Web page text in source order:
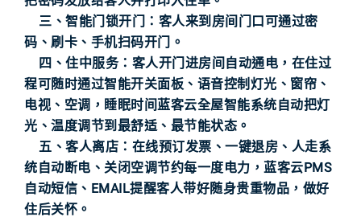
三、智能门锁开门：客人来到房间门口可通过密
码、刷卡、手机扫码开门。
四、住中服务：客人开门进房间自动通电，在住过
程可随时通过智能开关面板、语音控制灯光、窗帘、
电视、空调，睡眠时间蓝客云全屋智能系统自动把灯
光、温度调节到最舒适、最节能状态。
五、客人离店：在线预订发票、一键退房、人走系
统自动断电、关闭空调节约每一度电力，蓝客云PMS
自动短信、EMAIL提醒客人带好随身贵重物品，做好
住后关怀。